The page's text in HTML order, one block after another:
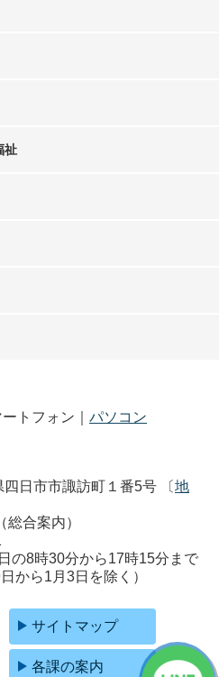
祉
トフォン｜ パソコン
日市市諏訪町１番5号 〔地
（総合案内）
の8時30分から17時15分まで
から1月3日を除く）
サイトマップ
各課の案内